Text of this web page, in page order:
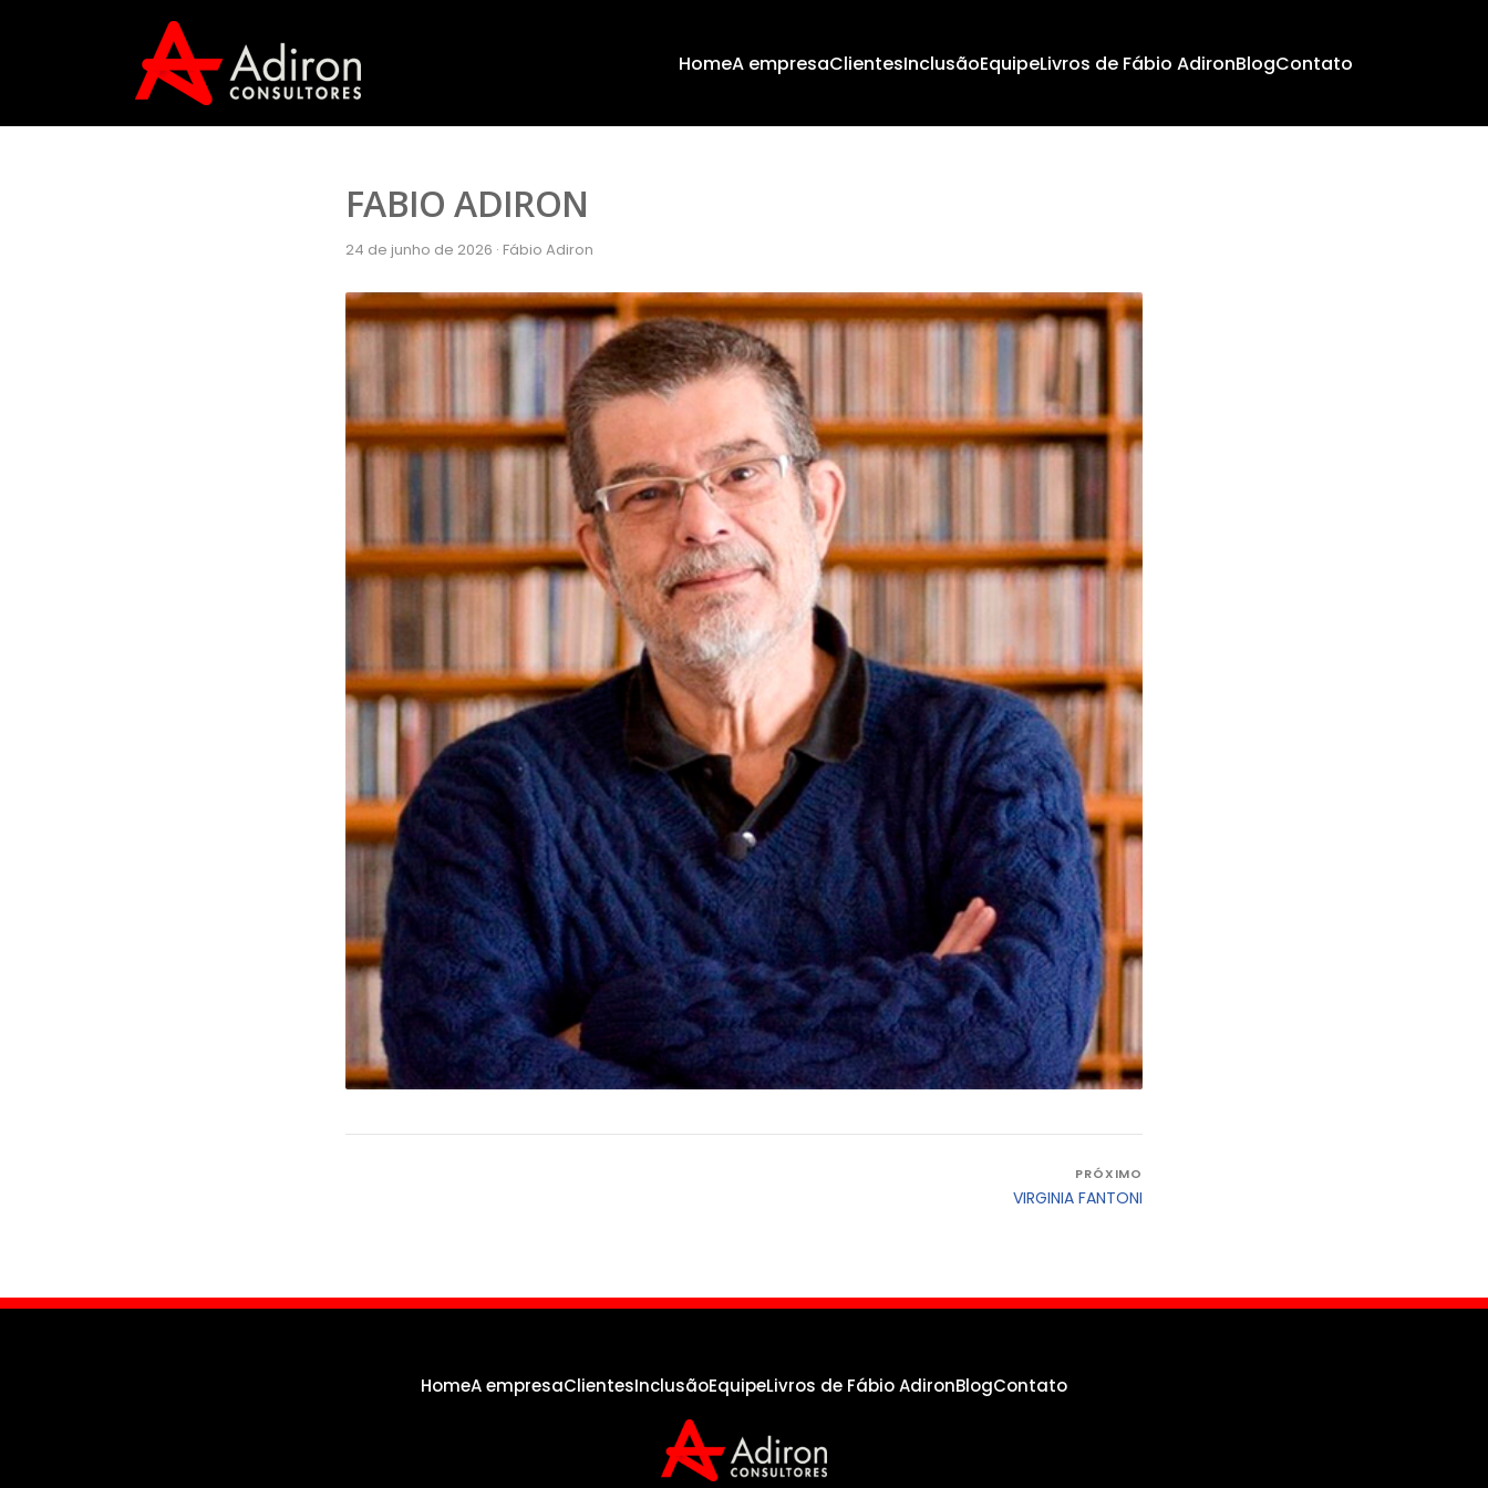
HomeA empresaClientesInclusãoEquipeLivros de Fábio AdironBlogContato
FABIO ADIRON
24 de junho de 2026 · Fábio Adiron
PRÓXIMO
VIRGINIA FANTONI
HomeA empresaClientesInclusãoEquipeLivros de Fábio AdironBlogContato